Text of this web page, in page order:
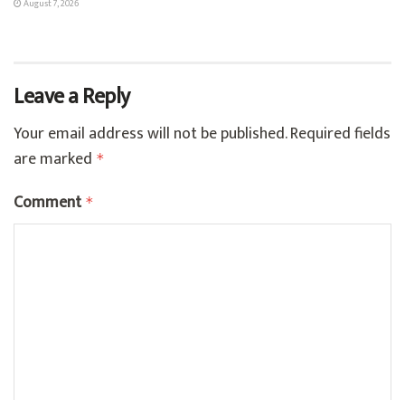
August 7, 2026
Leave a Reply
Your email address will not be published.Required fields
are marked *
Comment *